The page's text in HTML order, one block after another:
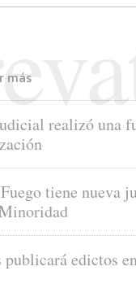
más
realizó una
tiene nueva
edictos